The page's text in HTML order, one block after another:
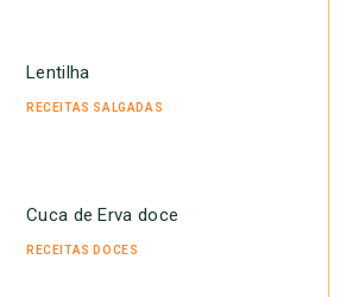
Lentilha
RECEITAS SALGADAS
Cuca de Erva doce
RECEITAS DOCES